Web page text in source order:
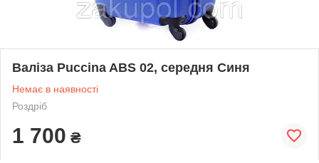
Валіза Puccina ABS 02, середня Синя
Немає в наявності
Роздріб
1 700 ₴